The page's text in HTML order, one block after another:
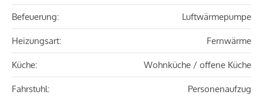
Befeuerung: Luftwärmepumpe
Heizungsart: Fernwärme
Küche: Wohnküche / offene Küche
Fahrstuhl: Personenaufzug